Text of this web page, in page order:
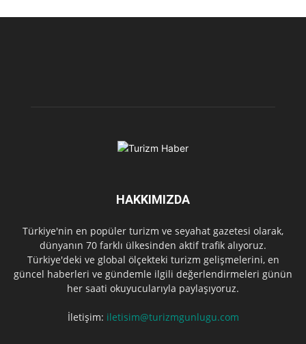
HAKKIMIZDA
Türkiye'nin en popüler turizm ve seyahat gazetesi olarak,
dünyanın 70 farklı ülkesinden aktif trafik alıyoruz.
Türkiye'deki ve global ölçekteki turizm gelişmelerini, en
güncel haberleri ve gündemle ilgili değerlendirmeleri günün
her saati okuyucularıyla paylaşıyoruz.
İletişim: iletisim@turizmgunlugu.com